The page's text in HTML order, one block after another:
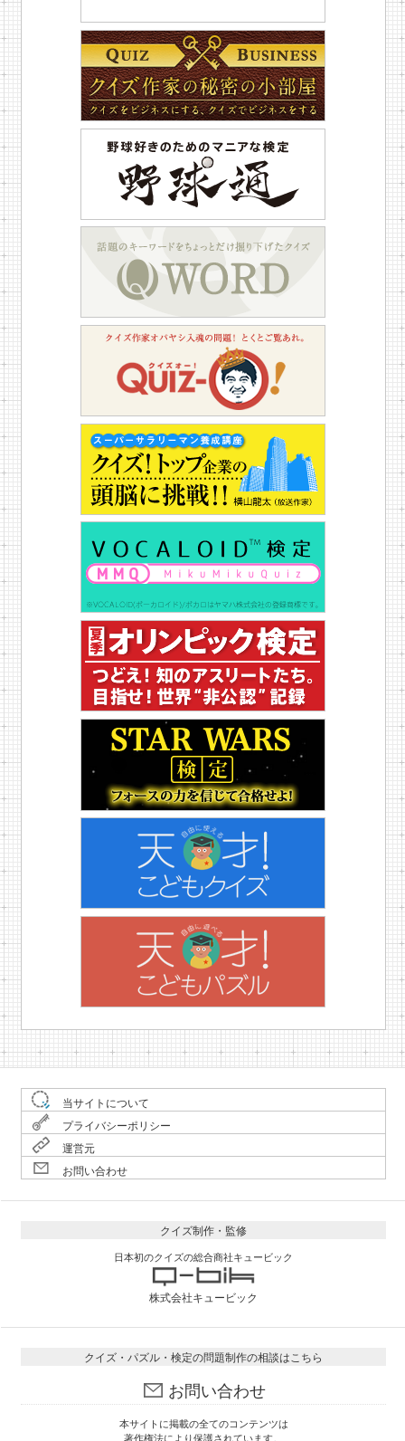
当サイトについて
プライバシーポリシー
運営元
お問い合わせ
クイズ制作・監修
日本初のクイズの総合商社キュービック
株式会社キュービック
クイズ・パズル・検定の問題制作の相談はこちら
お問い合わせ
本サイトに掲載の全てのコンテンツは
著作権法により保護されています。